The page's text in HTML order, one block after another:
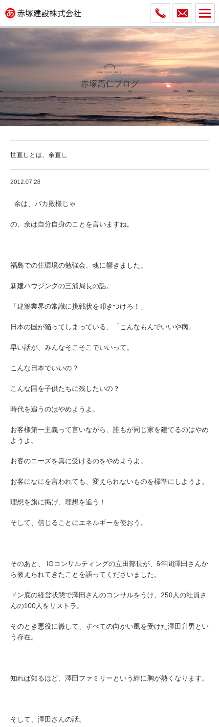
赤塚高仁ブログ
世直しとは、余直し
2012.07.28
余は、バカ殿様じゃ
の、余は自分自身のことを言いますね。
福島での住環境の勉強会、魂に響きました。
新建ハウジングの三浦局長の話。
「建築業界の常識に挑戦状を叩きつけろ！」
日本の国が陥ってしまっている、「こんなもんでいいや病」
早い話が、みんなそこそこでいいって。
こんな日本でいいの？
こんな国を子供たちに残したいの？
時代を追うのはやめようよ。
お客様第一主義って言いながら、誰もが同じ家を建てるのはやめ
ようよ。
お客のニーズを真に受けるのをやめようよ。
お客になにを言われても、変えられないものを標準にしようよ。
理想を旗に掲げ、理想を追う！
そして、信じることにエネルギーを使おう。
そのあと、 IGコンサルティングの立田部長が、6年間澤田さんか
ら教えられてきたことを語ってくださいました。
ドン底の経営状態で澤田さんのコンサルをうけ、250人の社員さ
んの100人をリストラ。
そのとき悪役に徹して、すべての向かい風を受けた澤田升男とい
う存在。
知れば知るほど、澤田ファミリーという絆に胸が熱くなります。
そして、澤田さんの話。